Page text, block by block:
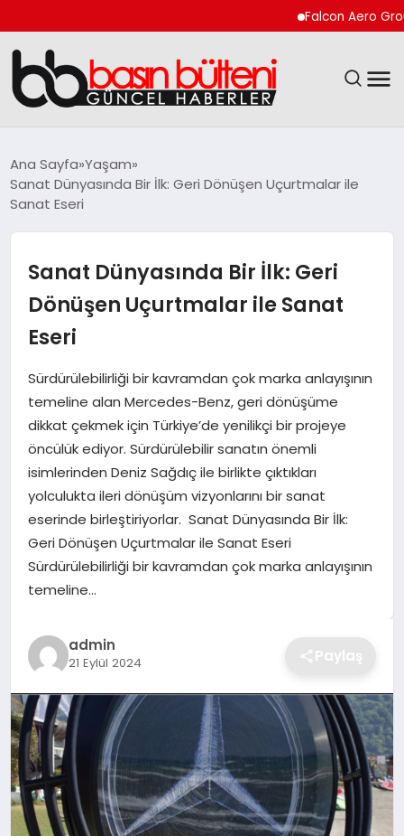
Falcon Aero Group,
GÜNCEL
SAĞLIK
SPOR
TEKNOLOJI
YAŞAM
GÜNDEM
Ana Sayfa Yaşam
Sanat Dünyasında Bir İlk: Geri Dönüşen Uçurtmalar ile
Sanat Eseri
Sanat Dünyasında Bir İlk: Geri
Dönüşen Uçurtmalar ile Sanat
Eseri
Sürdürülebilirliği bir kavramdan çok marka anlayışının
temeline alan Mercedes-Benz, geri dönüşüme
dikkat çekmek için Türkiye’de yenilikçi bir projeye
öncülük ediyor. Sürdürülebilir sanatın önemli
isimlerinden Deniz Sağdıç ile birlikte çıktıkları
yolculukta ileri dönüşüm vizyonlarını bir sanat
eserinde birleştiriyorlar. ​​​​​​​ Sanat Dünyasında Bir İlk:
Geri Dönüşen Uçurtmalar ile Sanat Eseri
Sürdürülebilirliği bir kavramdan çok marka anlayışının
temeline…
admin
21 Eylül 2024 Paylaş